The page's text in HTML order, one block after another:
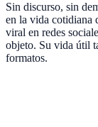
Sin discurso, sin
en la vida cotidiana
viral en redes
objeto. Su vida útil
formatos.